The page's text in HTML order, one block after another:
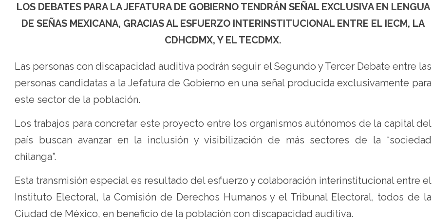
LOS DEBATES PARA LA JEFATURA DE GOBIERNO TENDRÁN SEÑAL EXCLUSIVA EN LENGUA
DE SEÑAS MEXICANA, GRACIAS AL ESFUERZO INTERINSTITUCIONAL ENTRE EL IECM, LA
CDHCDMX, Y EL TECDMX.
Las personas con discapacidad auditiva podrán seguir el Segundo y Tercer Debate entre las
personas candidatas a la Jefatura de Gobierno en una señal producida exclusivamente para
este sector de la población.
Los trabajos para concretar este proyecto entre los organismos autónomos de la capital del
país buscan avanzar en la inclusión y visibilización de más sectores de la “sociedad
chilanga”.
Esta transmisión especial es resultado del esfuerzo y colaboración interinstitucional entre el
Instituto Electoral, la Comisión de Derechos Humanos y el Tribunal Electoral, todos de la
Ciudad de México, en beneficio de la población con discapacidad auditiva.